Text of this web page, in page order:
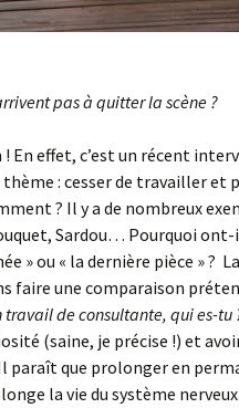
pas à quitter la scène ?
effet, c’est un récent
thème : cesser de travailler
? Il y a de nombreux
Sardou… Pourquoi
» ou « la dernière pièce » ?
faire une comparaison
travail de consultante, qui es-tu
(saine, je précise !) et
paraît que prolonger en
la vie du système